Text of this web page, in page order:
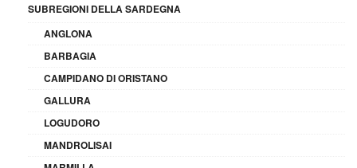
SUBREGIONI DELLA SARDEGNA
ANGLONA
BARBAGIA
CAMPIDANO DI ORISTANO
GALLURA
LOGUDORO
MANDROLISAI